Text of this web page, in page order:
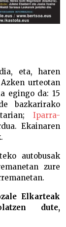
eta, haren
urteotan
egingo da: 15
bazkarirako
Iparra-
Ekainaren
autobusak
zure
Elkarteak
dute,